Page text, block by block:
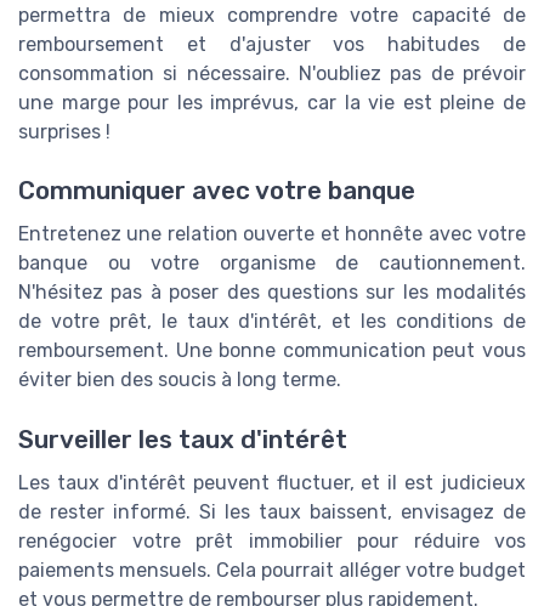
permettra de mieux comprendre votre capacité de
remboursement et d'ajuster vos habitudes de
consommation si nécessaire. N'oubliez pas de prévoir
une marge pour les imprévus, car la vie est pleine de
surprises !
Communiquer avec votre banque
Entretenez une relation ouverte et honnête avec votre
banque ou votre organisme de cautionnement.
N'hésitez pas à poser des questions sur les modalités
de votre prêt, le taux d'intérêt, et les conditions de
remboursement. Une bonne communication peut vous
éviter bien des soucis à long terme.
Surveiller les taux d'intérêt
Les taux d'intérêt peuvent fluctuer, et il est judicieux
de rester informé. Si les taux baissent, envisagez de
renégocier votre prêt immobilier pour réduire vos
paiements mensuels. Cela pourrait alléger votre budget
et vous permettre de rembourser plus rapidement.